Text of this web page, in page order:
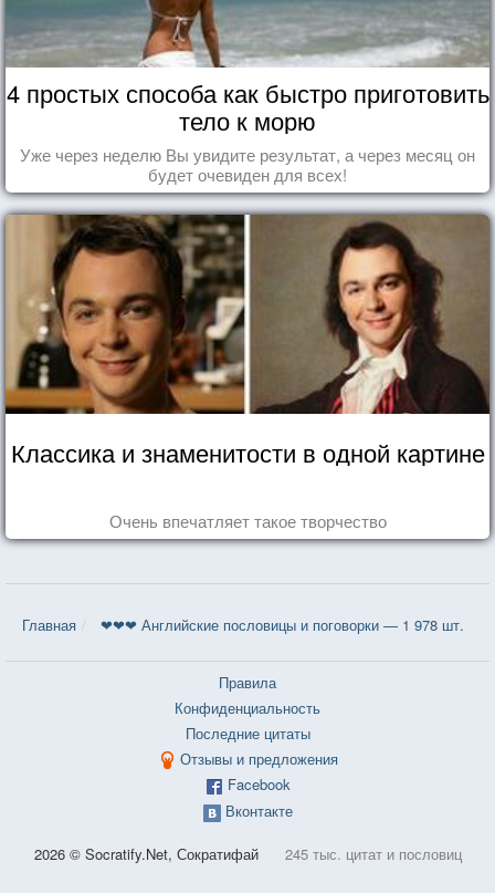
4 простых способа как быстро приготовить
тело к морю
Уже через неделю Вы увидите результат, а через месяц он
будет очевиден для всех!
Классика и знаменитости в одной картине
Очень впечатляет такое творчество
Главная ❤❤❤ Английские пословицы и поговорки — 1 978 шт.
Правила
Конфиденциальность
Последние цитаты
Отзывы и предложения
Facebook
Вконтакте
2026 © Socratify.Net, Сократифай 245 тыс. цитат и пословиц